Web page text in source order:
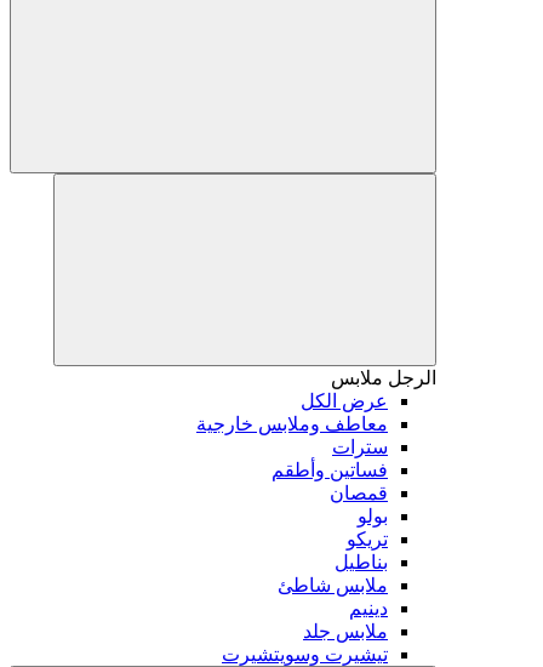
الرجل ملابس
عرض الكل
معاطف وملابس خارجية
سترات
فساتين وأطقم
قمصان
بولو
تريكو
بناطيل
ملابس شاطئ
دينيم
ملابس جلد
تيشيرت وسويتشيرت